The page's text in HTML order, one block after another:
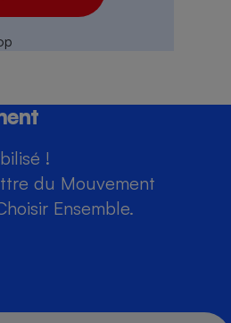
!
du Mouvement
Ensemble.